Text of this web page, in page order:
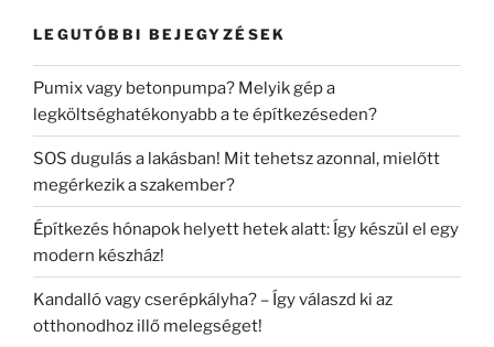
LEGUTÓBBI BEJEGYZÉSEK
Pumix vagy betonpumpa? Melyik gép a
legköltséghatékonyabb a te építkezéseden?
SOS dugulás a lakásban! Mit tehetsz azonnal, mielőtt
megérkezik a szakember?
Építkezés hónapok helyett hetek alatt: Így készül el egy
modern készház!
Kandalló vagy cserépkályha? – Így válaszd ki az
otthonodhoz illő melegséget!